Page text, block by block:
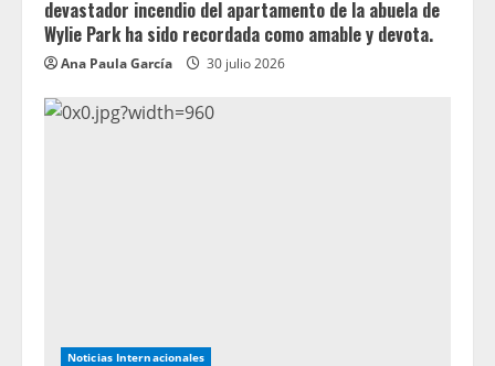
devastador incendio del apartamento de la abuela de
Wylie Park ha sido recordada como amable y devota.
Ana Paula García 30 julio 2026
Noticias Internacionales